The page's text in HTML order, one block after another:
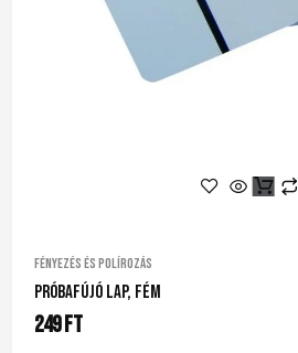
Fényezés és polírozás
Próbafújó Lap, Fém
249Ft